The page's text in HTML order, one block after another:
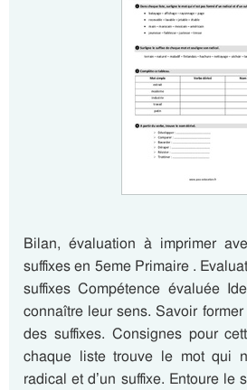
Bilan, évaluation à imprimer
suffixes en 5eme Primaire .
suffixes Compétence évaluée
connaître leur sens. Savoir
des suffixes. Consignes pour
chaque liste trouve le mot qui
radical et d’un suffixe. Entoure le